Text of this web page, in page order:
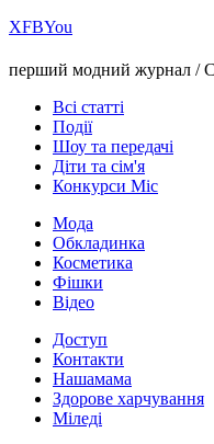
ХFBYou
перший модний журнал /
Всі статті
Події
Шоу та передачі
Діти та сім'я
Конкурси Міс
Мода
Обкладинка
Косметика
Фішки
Відео
Доступ
Контакти
Нашамама
Здорове харчування
Міледі